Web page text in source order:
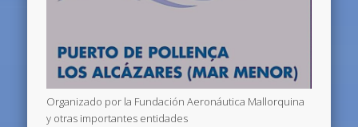
Organizado por la Fundación Aeronáutica Mallorquina
y otras importantes entidades